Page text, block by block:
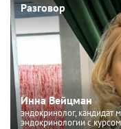
Разговор
Инна Вейцман
эндокринолог, кандидат
эндокринологии с